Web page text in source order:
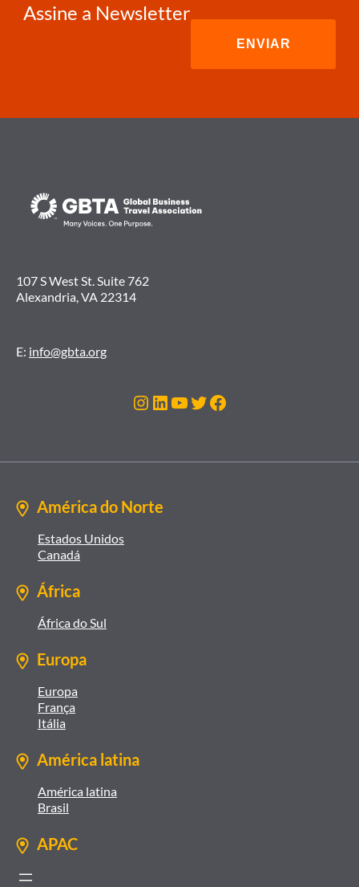
Assine a Newsletter
107 S West St. Suite 762
Alexandria, VA 22314
E: info@gbta.org
Instagram
LinkedIn
Youtube
Twitter
Facebook
América do Norte
Estados Unidos
Canadá
África
África do Sul
Europa
Europa
França
Itália
América latina
América latina
Brasil
APAC